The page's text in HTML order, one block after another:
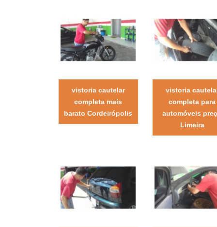
vistoria cautelar
completa mais
barato Cordeirópolis
vistoria
completa para
automóveis
Limeira